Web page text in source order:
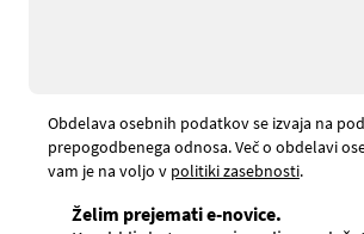
Obdelava osebnih podatkov se izvaja na
prepogodbenega odnosa. Več o obdelavi
vam je na voljo v politiki zasebnosti.
Želim prejemati e-novice.